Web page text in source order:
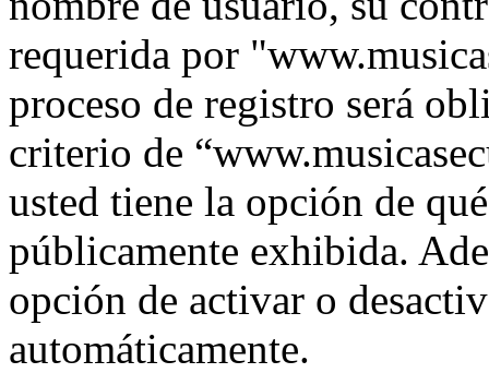
requerida por
proceso de registro será
criterio de
usted tiene la opción de
públicamente exhibida.
opción de activar o
automáticamente.